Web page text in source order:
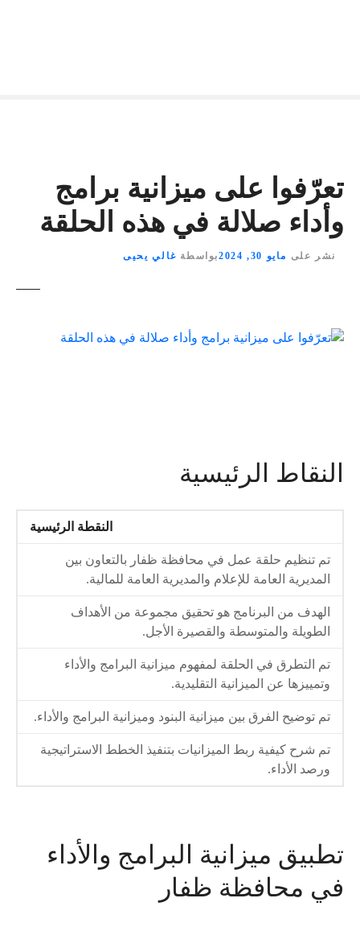
تعرّفوا على ميزانية برامج
وأداء صلالة في هذه الحلقة
نشر على مايو 30, 2024 بواسطة غالي يحيى
النقاط الرئيسية
النقطة الرئيسية
تم تنظيم حلقة عمل في محافظة ظفار بالتعاون بين
المديرية العامة للإعلام والمديرية العامة للمالية.
الهدف من البرنامج هو تحقيق مجموعة من الأهداف
الطويلة والمتوسطة والقصيرة الأجل.
تم التطرق في الحلقة لمفهوم ميزانية البرامج والأداء
وتمييزها عن الميزانية التقليدية.
تم توضيح الفرق بين ميزانية البنود وميزانية البرامج والأداء.
تم شرح كيفية ربط الميزانيات بتنفيذ الخطط الاستراتيجية
ورصد الأداء.
تطبيق ميزانية البرامج والأداء
في محافظة ظفار